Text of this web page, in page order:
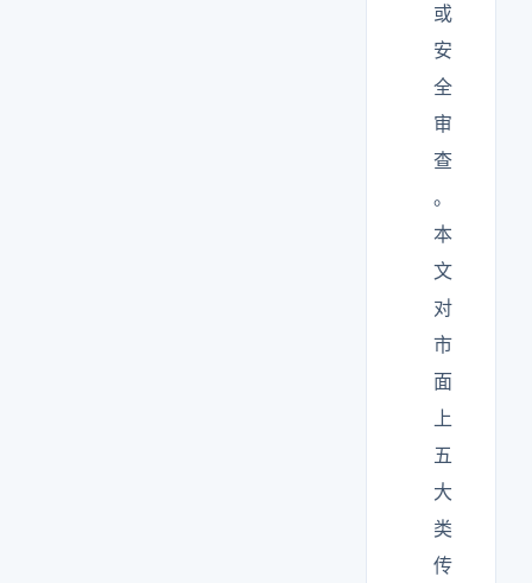
或
安
全
审
查
。
本
文
对
市
面
上
五
大
类
传